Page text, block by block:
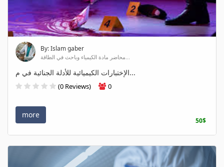
By: Islam gaber
محاضر مادة الكيمياء وباحث في الطاقة...
الإختبارات الكيميائية للأدلة الجنائية في م...
(0 Reviews) 0
more
50$